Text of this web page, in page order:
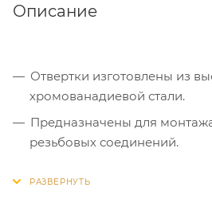
Описание
Отвертки изготовлены из
хромованадиевой стали.
Предназначены для
резьбовых соединений.
фиксируется в руке.